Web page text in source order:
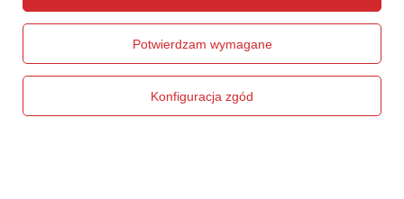
Śledzenie przesyłki
Chcę zwrócić produkt
Chcę wymienić produkt
Potwierdzam wymagane
Konfiguracja zgód